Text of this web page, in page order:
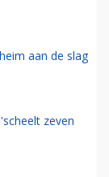
aan de slag
zeven